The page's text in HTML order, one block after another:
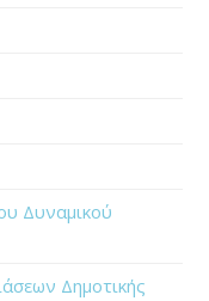
Δυναμικού
Δημοτικής